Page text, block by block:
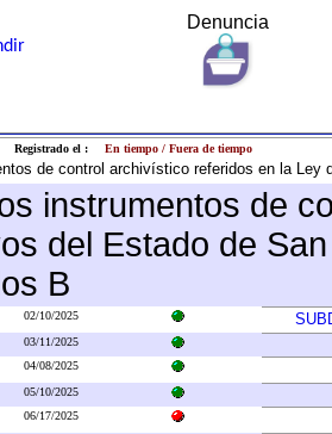
Denuncia
Registrado el : En tiempo / Fuera de tiempo
de control archivístico referidos en la
instrumentos de
del Estado de
B
02/10/2025
03/11/2025
04/08/2025
05/10/2025
06/17/2025